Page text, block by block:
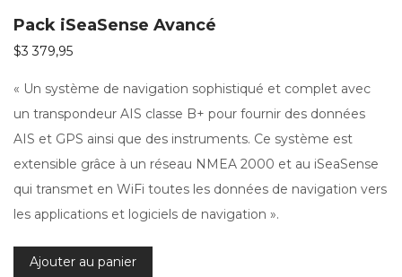
Pack iSeaSense Avancé
$3 379,95
« Un système de navigation sophistiqué et complet avec
un transpondeur AIS classe B+ pour fournir des données
AIS et GPS ainsi que des instruments. Ce système est
extensible grâce à un réseau NMEA 2000 et au iSeaSense
qui transmet en WiFi toutes les données de navigation vers
les applications et logiciels de navigation ».
Ajouter au panier